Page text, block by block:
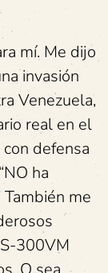
mí. Me dijo
invasión
Venezuela,
real en el
defensa
ha
me
300VM